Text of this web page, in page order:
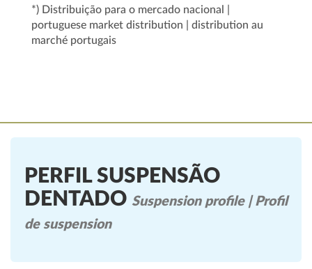
*) Distribuição para o mercado nacional |
portuguese market distribution | distribution au
marché portugais
PERFIL SUSPENSÃO
DENTADO Suspension profile | Profil
de suspension